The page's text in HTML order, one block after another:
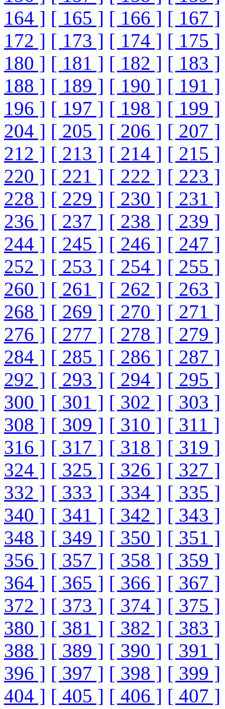
164 ] [ 165 ] [ 166 ] [ 167 ]
172 ] [ 173 ] [ 174 ] [ 175 ]
180 ] [ 181 ] [ 182 ] [ 183 ]
188 ] [ 189 ] [ 190 ] [ 191 ]
196 ] [ 197 ] [ 198 ] [ 199 ]
204 ] [ 205 ] [ 206 ] [ 207 ]
212 ] [ 213 ] [ 214 ] [ 215 ]
220 ] [ 221 ] [ 222 ] [ 223 ]
228 ] [ 229 ] [ 230 ] [ 231 ]
236 ] [ 237 ] [ 238 ] [ 239 ]
244 ] [ 245 ] [ 246 ] [ 247 ]
252 ] [ 253 ] [ 254 ] [ 255 ]
260 ] [ 261 ] [ 262 ] [ 263 ]
268 ] [ 269 ] [ 270 ] [ 271 ]
276 ] [ 277 ] [ 278 ] [ 279 ]
284 ] [ 285 ] [ 286 ] [ 287 ]
292 ] [ 293 ] [ 294 ] [ 295 ]
300 ] [ 301 ] [ 302 ] [ 303 ]
308 ] [ 309 ] [ 310 ] [ 311 ]
316 ] [ 317 ] [ 318 ] [ 319 ]
324 ] [ 325 ] [ 326 ] [ 327 ]
332 ] [ 333 ] [ 334 ] [ 335 ]
340 ] [ 341 ] [ 342 ] [ 343 ]
348 ] [ 349 ] [ 350 ] [ 351 ]
356 ] [ 357 ] [ 358 ] [ 359 ]
364 ] [ 365 ] [ 366 ] [ 367 ]
372 ] [ 373 ] [ 374 ] [ 375 ]
380 ] [ 381 ] [ 382 ] [ 383 ]
388 ] [ 389 ] [ 390 ] [ 391 ]
396 ] [ 397 ] [ 398 ] [ 399 ]
404 ] [ 405 ] [ 406 ] [ 407 ]